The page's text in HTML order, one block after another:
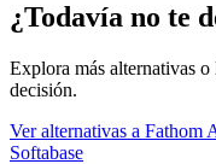
¿Todavía no te
Explora más alternativas o
decisión.
Ver alternativas a Fathom
Softabase